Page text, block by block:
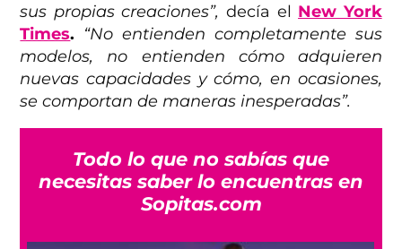
sus propias creaciones”, decía el New York
Times. “No entienden completamente sus
modelos, no entienden cómo adquieren
nuevas capacidades y cómo, en ocasiones,
se comportan de maneras inesperadas”.
Todo lo que no sabías que
necesitas saber lo encuentras en
Sopitas.com